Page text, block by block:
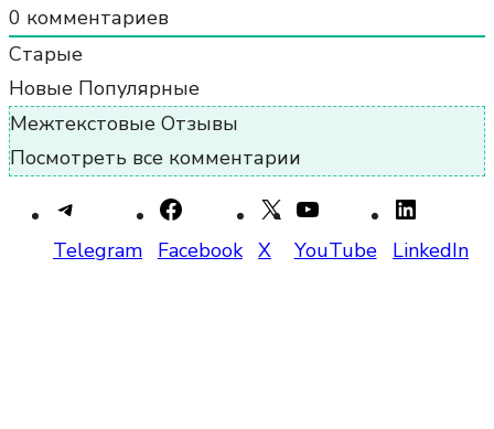
0 комментариев
Старые
Новые Популярные
Межтекстовые Отзывы
Посмотреть все комментарии
Telegram Facebook X YouTube LinkedIn